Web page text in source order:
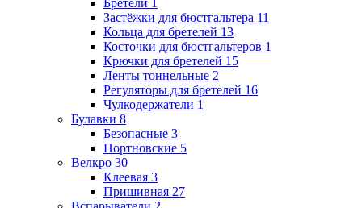
Застёжки для бюстгальтера 11
Кольца для бретелей 13
Косточки для бюстгальтеров 1
Крючки для бретелей 15
Ленты тоннельные 2
Регуляторы для бретелей 16
Чулкодержатели 1
Булавки 8
Безопасные 3
Портновские 5
Велкро 30
Клеевая 3
Пришивная 27